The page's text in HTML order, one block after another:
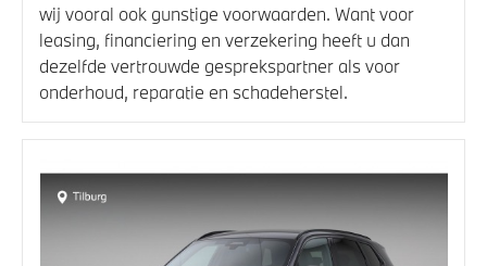
wij vooral ook gunstige voorwaarden. Want voor
leasing, financiering en verzekering heeft u dan
dezelfde vertrouwde gesprekspartner als voor
onderhoud, reparatie en schadeherstel.